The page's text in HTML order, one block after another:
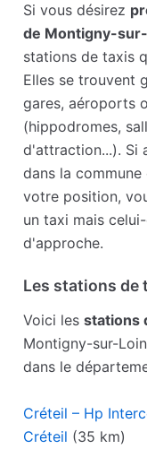
Si vous désirez
de Montigny-
stations de taxis
Elles se trouvent
gares, aéroports
(hippodromes,
d'attraction...). Si
dans la
votre position,
un taxi mais
d'approche.
Les stations de
Voici lesstations
Montigny-sur-
dans le
Créteil – Hp
Créteil (35 km)